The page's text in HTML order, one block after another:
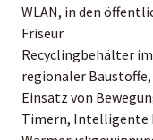
WLAN, in den
Friseur
Recyclingbehälter
regionaler
Einsatz von
Timern, Intelligente